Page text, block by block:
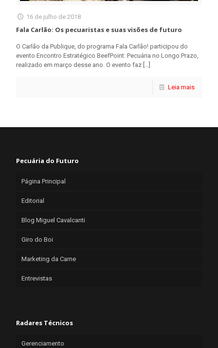
16 de julho de 2018
Fala Carlão: Os pecuaristas e suas visões de futuro
O Carlão da Publique, do programa Fala Carlão! participou do
evento Encontro Estratégico BeefPoint: Pecuária no Longo Prazo,
realizado em março desse ano. O evento faz […]
Leia mais
Pecuária do Futuro
Página Principal
Editorial
Blog Miguel Cavalcanti
Giro do Boi
Marketing da Carne
Entrevistas
Radares Técnicos
Gerenciamento